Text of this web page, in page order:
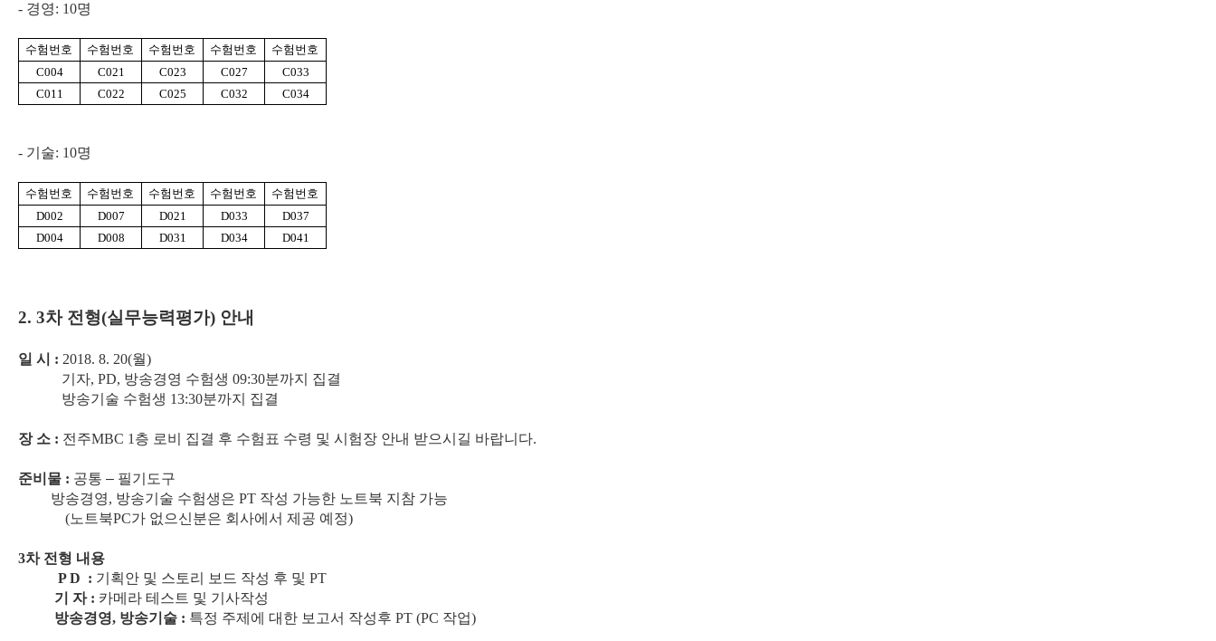
- 경영: 10명
수험번호 수험번호 수험번호 수험번호
수험번호
C004
C021 C023 C027
C033
C011
C022 C025 C032 C034
- 기술: 10명
수험번호 수험번호 수험번호 수험번호
수험번호
D002
D007 D021 D033
D037
D004
D008 D031 D034 D041
2. 3차 전형(실무능력평가) 안내
일 시 : 2018. 8. 20(월)
기자, PD, 방송경영 수험생 09:30분까지 집결
방송기술 수험생 13:30분까지 집결
장 소 : 전주MBC 1 층 로비 집결 후 수험표 수령 및 시험장 안내 받으시길 바랍니다.
준비물 : 공통 – 필기도구
방송경영, 방송기술 수험생은 PT 작성 가능한 노트북 지참 가능
(노트북PC가 없으신분은 회사에서 제공 예정)
3차 전형 내용
P D : 기획안 및 스토리 보드 작성 후 및 PT
기 자 : 카메라 테스트 및 기사작성
방송경영, 방송기술 : 특정 주제에 대한 보고서 작성후 PT (PC 작업)